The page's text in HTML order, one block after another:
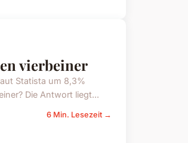
vierbeiner
Statista um 8,3%
Die Antwort liegt...
6 Min. Lesezeit →